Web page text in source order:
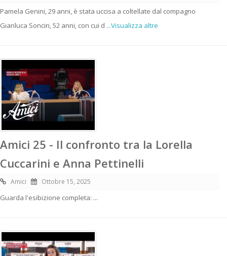
Pamela Genini, 29 anni, è stata uccisa a coltellate dal compagno
Gianluca Soncin, 52 anni, con cui d ...Visualizza altre
Amici 25 - Il confronto tra la Lorella
Cuccarini e Anna Pettinelli
Amici Ottobre 15, 2025
Guarda l'esibizione completa: ...